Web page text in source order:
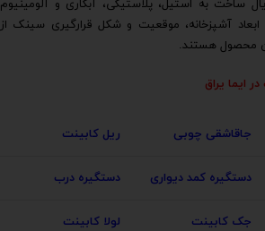
ساخت به استیل، پلاستیکی، آبکاری و آلومینیوم
آشپزخانه، موقعیت و شکل قرارگیری سینک از
محصول هستند.
ایما یراق
جاقاشقی چوبی ریل کابینت
دستگیره کمد دیواری دستگیره درب
جک کابینت لولا کابینت